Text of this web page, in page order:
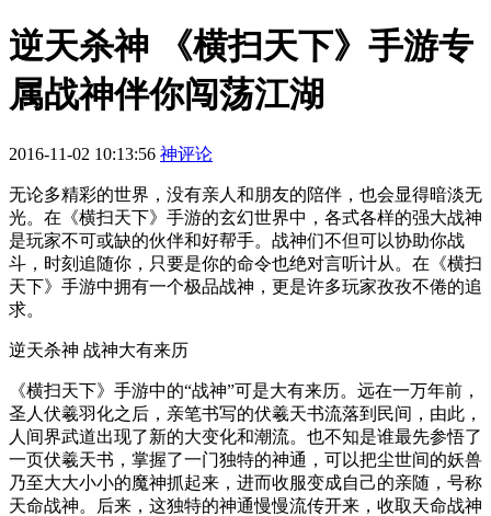
逆天杀神 《横扫天下》手游专
属战神伴你闯荡江湖
2016-11-02 10:13:56 神评论
无论多精彩的世界，没有亲人和朋友的陪伴，也会显得暗淡无
光。在《横扫天下》手游的玄幻世界中，各式各样的强大战神
是玩家不可或缺的伙伴和好帮手。战神们不但可以协助你战
斗，时刻追随你，只要是你的命令也绝对言听计从。在《横扫
天下》手游中拥有一个极品战神，更是许多玩家孜孜不倦的追
求。
逆天杀神 战神大有来历
《横扫天下》手游中的“战神”可是大有来历。远在一万年前，
圣人伏羲羽化之后，亲笔书写的伏羲天书流落到民间，由此，
人间界武道出现了新的大变化和潮流。也不知是谁最先参悟了
一页伏羲天书，掌握了一门独特的神通，可以把尘世间的妖兽
乃至大大小小的魔神抓起来，进而收服变成自己的亲随，号称
天命战神。后来，这独特的神通慢慢流传开来，收取天命战神